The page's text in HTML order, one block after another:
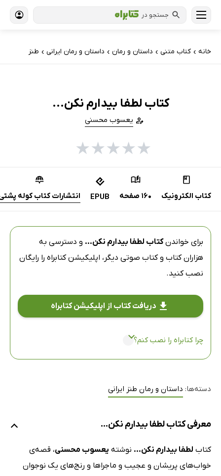
جستجو در
خانه › کتاب‌ متنی › داستان و رمان › داستان و رمان ایرانی › طنز
کتاب لطفا بیدارم نکن...
یعسوب محسنی
★
★
★
★
★
کتاب الکترونیک 160 صفحه EPUB انتشارات کتاب کوله
برای خواندنکتاب لطفا بیدارم نکن... و دسترسی به
هزاران کتاب و کتاب صوتی دیگر، اپلیکیشن کتابراه را رایگان
نصب کنید.
دریافت کتاب از اپلیکیشن کتابراه
چرا کتابراه را نصب کنم؟
دسته‌ها: داستان و رمان طنز ایرانی
معرفی کتاب لطفا بیدارم نکن...
کتاب لطفا بیدارم نکن... نوشته یعسوب محسنی، قصه‌ی
خواب‌های پریشان و عجیب و ماجراها و رنج‌های یک نوجوان